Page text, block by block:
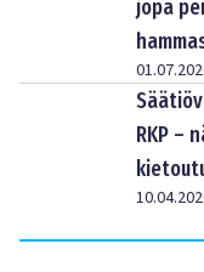
jopa
RKP –